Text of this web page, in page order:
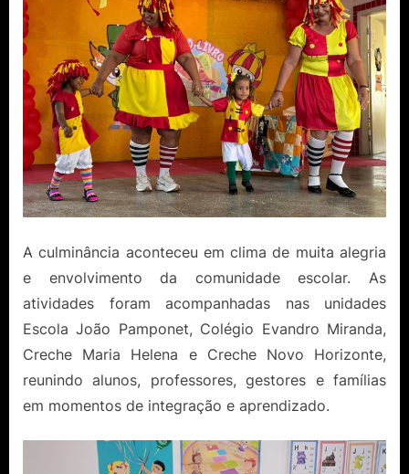
A culminância aconteceu em clima de muita alegria
e envolvimento da comunidade escolar. As
atividades foram acompanhadas nas unidades
Escola João Pamponet, Colégio Evandro Miranda,
Creche Maria Helena e Creche Novo Horizonte,
reunindo alunos, professores, gestores e famílias
em momentos de integração e aprendizado.